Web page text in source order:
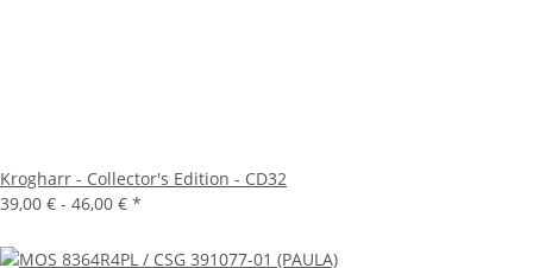
Krogharr - Collector's Edition - CD32
39,00 € - 46,00 € *